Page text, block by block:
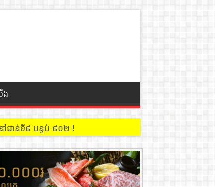
ង
ជាន់ទី៩ បន្ទប់ ៩០២ !